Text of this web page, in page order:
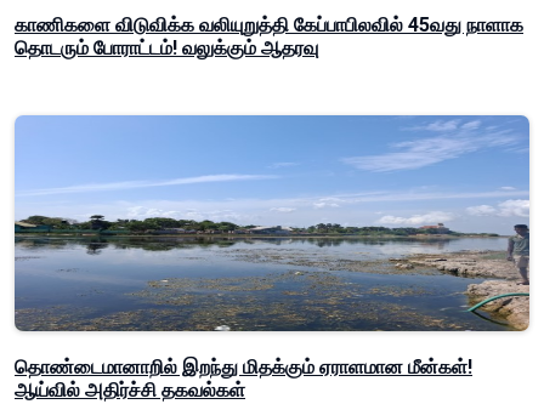
காணிகளை விடுவிக்க வலியுறுத்தி கேப்பாபிலவில் 45வது நாளாக
தொடரும் போராட்டம்! வலுக்கும் ஆதரவு
தொண்டைமானாறில் இறந்து மிதக்கும் ஏராளமான மீன்கள்!
ஆய்வில் அதிர்ச்சி தகவல்கள்